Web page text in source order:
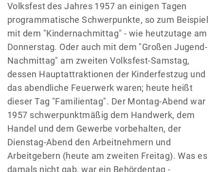
Volksfest des Jahres 1957 an einigen Tagen
programmatische Schwerpunkte, so zum Beispiel
mit dem "Kindernachmittag" - wie heutzutage am
Donnerstag. Oder auch mit dem "Großen Jugend-
Nachmittag" am zweiten Volksfest-Samstag,
dessen Hauptattraktionen der Kinderfestzug und
das abendliche Feuerwerk waren; heute heißt
dieser Tag "Familientag". Der Montag-Abend war
1957 schwerpunktmäßig dem Handwerk, dem
Handel und dem Gewerbe vorbehalten, der
Dienstag-Abend den Arbeitnehmern und
Arbeitgebern (heute am zweiten Freitag). Was es
damals nicht gab, war ein Behördentag -